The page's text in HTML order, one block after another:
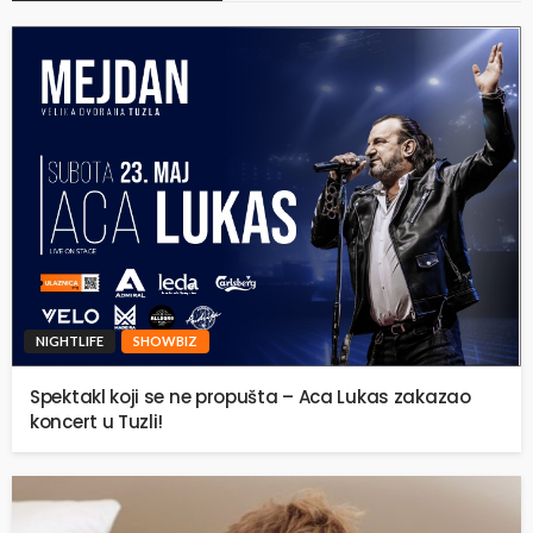
NIGHTLIFE SHOWBIZ
Spektakl koji se ne propušta – Aca Lukas zakazao
koncert u Tuzli!